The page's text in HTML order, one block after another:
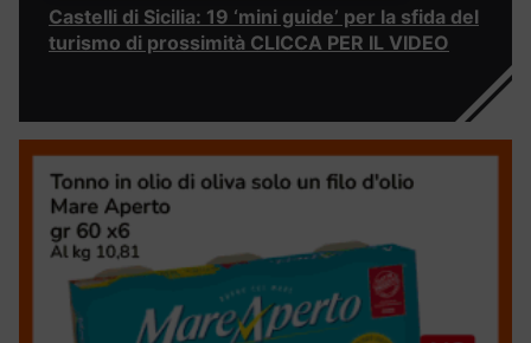
Castelli di Sicilia: 19 ‘mini guide’ per la sfida del
turismo di prossimità CLICCA PER IL VIDEO